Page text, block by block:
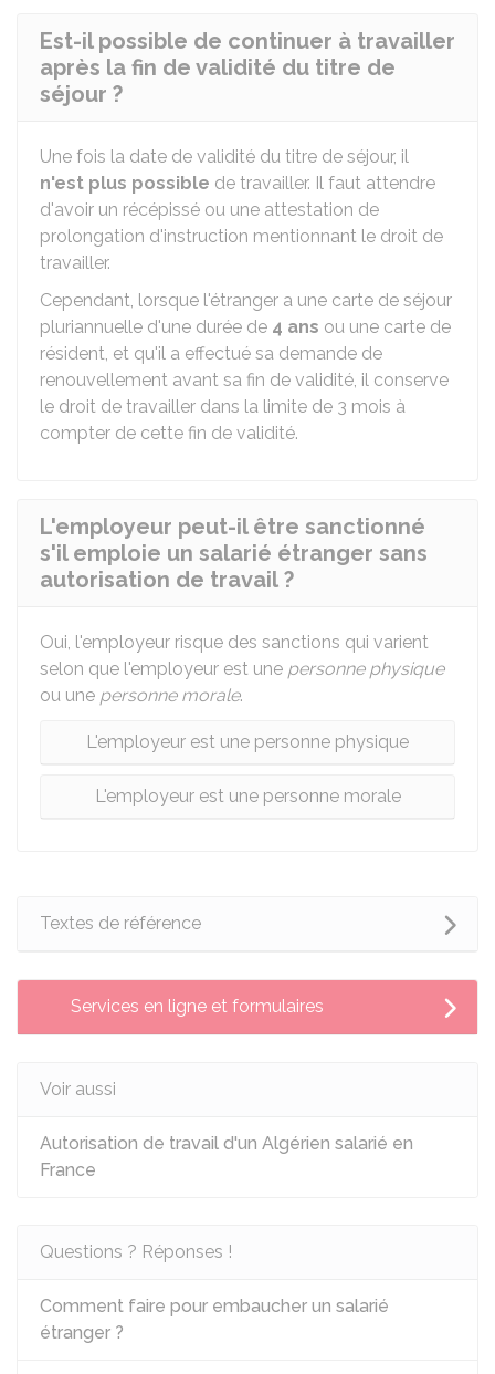
Est-il possible de continuer à travailler
après la fin de validité du titre de
séjour ?
Une fois la date de validité du titre de séjour, il
n'est plus possible de travailler. Il faut attendre
d'avoir un récépissé ou une attestation de
prolongation d'instruction mentionnant le droit de
travailler.
Cependant, lorsque l'étranger a une carte de séjour
pluriannuelle d'une durée de 4 ans ou une carte de
résident, et qu'il a effectué sa demande de
renouvellement avant sa fin de validité, il conserve
le droit de travailler dans la limite de 3 mois à
compter de cette fin de validité.
L'employeur peut-il être sanctionné
s'il emploie un salarié étranger sans
autorisation de travail ?
Oui, l'employeur risque des sanctions qui varient
selon que l'employeur est une personne physique
ou une personne morale.
L'employeur est une personne physique
L'employeur est une personne morale
Textes de référence
Services en ligne et formulaires
Voir aussi
Autorisation de travail d'un Algérien salarié en
France
Questions ? Réponses !
Comment faire pour embaucher un salarié
étranger ?